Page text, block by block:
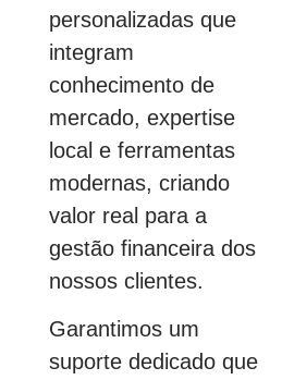
personalizadas que
integram
conhecimento de
mercado, expertise
local e ferramentas
modernas, criando
valor real para a
gestão financeira dos
nossos clientes.
Garantimos um
suporte dedicado que